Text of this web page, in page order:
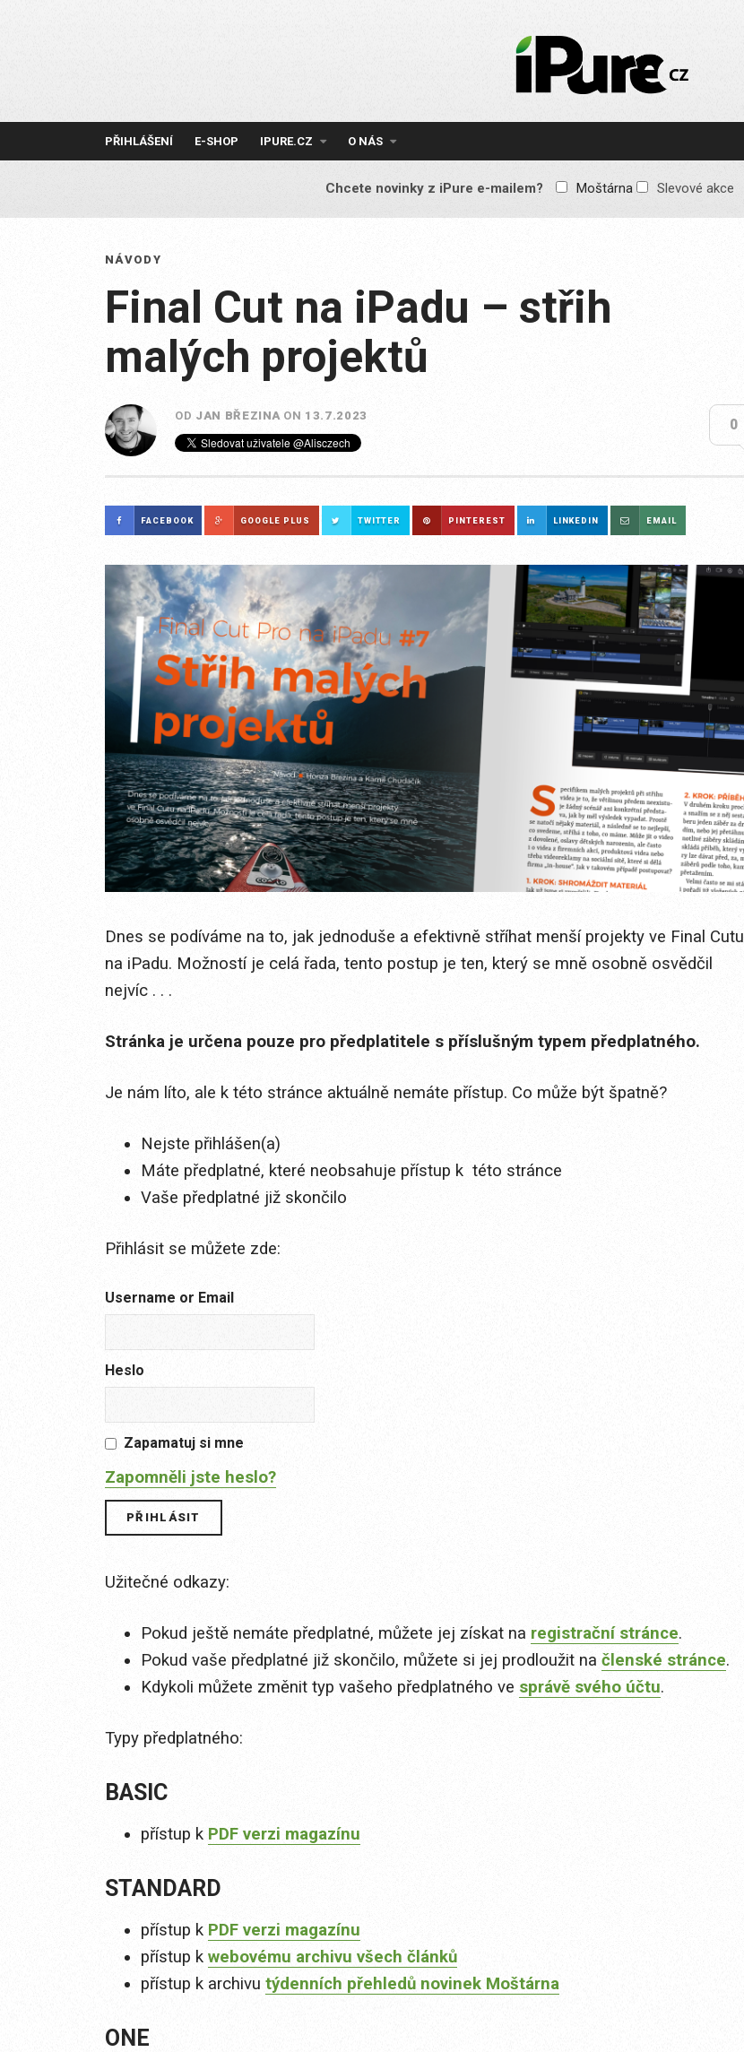
IPURE.CZ
Prémiový Apple e-
reklamy, žádné
obsah pro všechny
PŘIHLÁŠENÍ E-SHOP IPURE.CZ O NÁS
Chcete novinky z iPure e-mailem? Moštárna Slevové akce
NÁVODY
Final Cut na iPadu – střih
malých projektů
OD JAN BŘEZINA ON 13.7.2023
0
FACEBOOK GOOGLE PLUS TWITTER PINTEREST LINKEDIN EMAIL
Dnes se podíváme na to, jak jednoduše a efektivně stříhat menší projekty ve Final Cutu
na iPadu. Možností je celá řada, tento postup je ten, který se mně osobně osvědčil
nejvíc . . .
Stránka je určena pouze pro předplatitele s příslušným typem předplatného.
Je nám líto, ale k této stránce aktuálně nemáte přístup. Co může být špatně?
Nejste přihlášen(a)
Máte předplatné, které neobsahuje přístup k této stránce
Vaše předplatné již skončilo
Přihlásit se můžete zde:
Username or Email
Heslo
Zapamatuj si mne
Zapomněli jste heslo?
Užitečné odkazy:
Pokud ještě nemáte předplatné, můžete jej získat na registrační stránce.
Pokud vaše předplatné již skončilo, můžete si jej prodloužit na členské stránce.
Kdykoli můžete změnit typ vašeho předplatného ve správě svého účtu.
Typy předplatného:
BASIC
přístup k PDF verzi magazínu
STANDARD
přístup k PDF verzi magazínu
přístup k webovému archivu všech článků
přístup k archivu týdenních přehledů novinek Moštárna
ONE